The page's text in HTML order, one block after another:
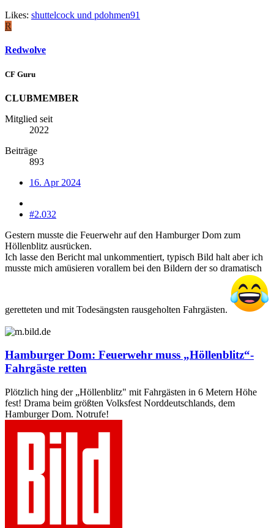
Likes: shuttelcock und pdohmen91
R
Redwolve
CF Guru
CLUBMEMBER
Mitglied seit
2022
Beiträge
893
16. Apr 2024
#2.032
Gestern musste die Feuerwehr auf den Hamburger Dom zum
Höllenblitz ausrücken.
Ich lasse den Bericht mal unkommentiert, typisch Bild halt aber ich
musste mich amüsieren vorallem bei den Bildern der so dramatisch
geretteten und mit Todesängsten rausgeholten Fahrgästen.
Hamburger Dom: Feuerwehr muss „Höllenblitz“-
Fahrgäste retten
Plötzlich hing der „Höllenblitz" mit Fahrgästen in 6 Metern Höhe
fest! Drama beim größten Volksfest Norddeutschlands, dem
Hamburger Dom. Notrufe!